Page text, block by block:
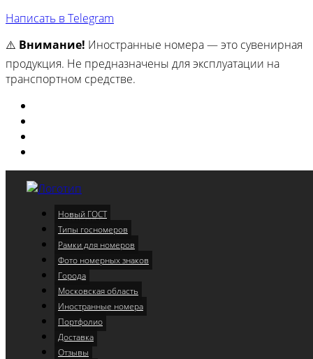
Написать в Telegram
⚠️ Внимание! Иностранные номера — это сувенирная
продукция. Не предназначены для эксплуатации на
транспортном средстве.
Меню
Новый ГОСТ
Типы госномеров
Рамки для номеров
Фото номерных знаков
Города
Московская область
Иностранные номера
Портфолио
Доставка
Отзывы